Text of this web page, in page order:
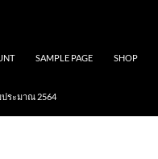
SAMPLE PAGE SHOP
ระมาณ 2564